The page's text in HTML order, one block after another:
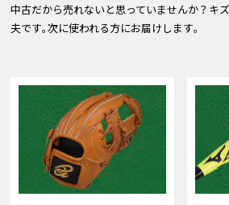
中古だから売れないと思っていませんか？キ
夫です｡次に使われる方にお届けします｡